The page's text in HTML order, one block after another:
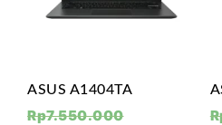
ASUS A1404TA
Rp7.550.000